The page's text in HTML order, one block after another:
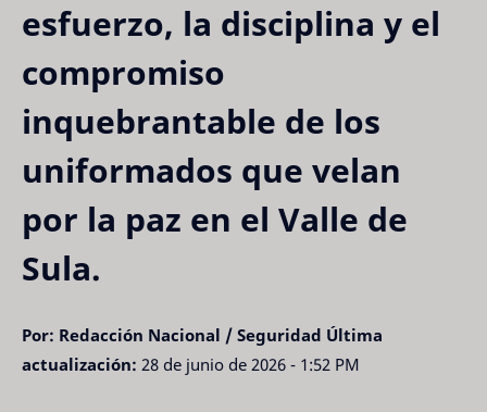
esfuerzo, la disciplina y el
compromiso
inquebrantable de los
uniformados que velan
por la paz en el Valle de
Sula.
Por: Redacción Nacional / Seguridad Última
actualización: 28 de junio de 2026 - 1:52 PM